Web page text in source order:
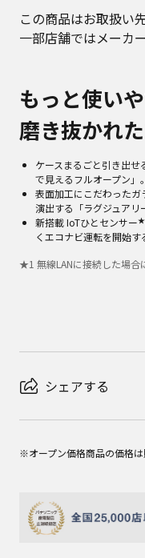
この商品はお取扱い
一部店舗ではメーカ
もっと使い
磨き抜かれ
ケースまるごと引き出せ
で見えるフルオープン」。
表面加工にこだわったガ
演出する「ラグジュアリ
新搭載 IoTひとセンサー
くエコナビ運転を開始す
★1 無線LANに接続した場合
シェアする
※オープン価格商品の価格は